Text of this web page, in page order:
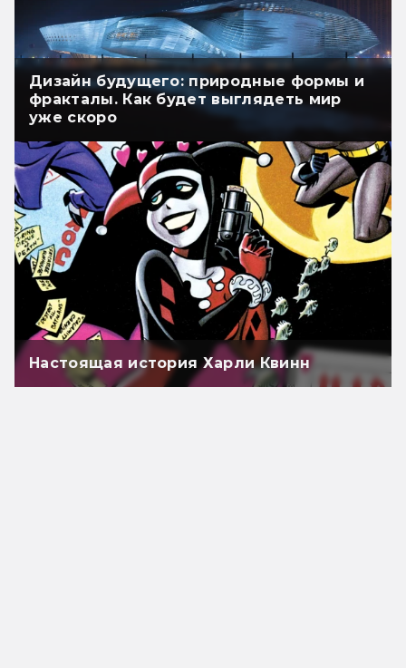
Дизайн будущего: природные формы и
фракталы. Как будет выглядеть мир
уже скоро
Настоящая история Харли Квинн